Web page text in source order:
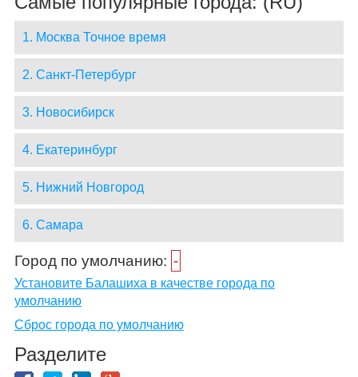
1. Москва Точное время
2. Санкт-Петербург
3. Новосибирск
4. Екатеринбург
5. Нижний Новгород
6. Самара
Город по умолчанию: -
Установите Балашиха в качестве города по
умолчанию
Сброс города по умолчанию
Разделите